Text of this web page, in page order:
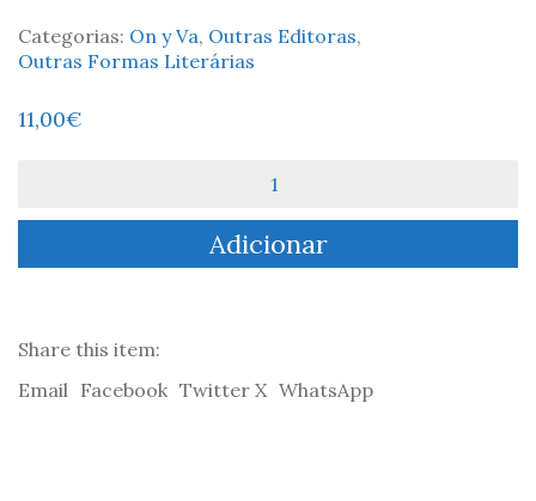
Categorias: On y Va, Outras Editoras,
Outras Formas Literárias
11,00€
Em
Meu
Ana
Brito
Adicionar
Share this item:
Email Facebook Twitter X WhatsApp